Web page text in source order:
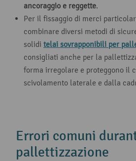
ancoraggio e reggette.
Per il fissaggio di merci
combinare diversi metodi di
solidi telai sovrapponibili per
consigliati anche per la
forma irregolare e proteggono il
scivolamento laterale e dalla
Errori comuni
pallettizzazione